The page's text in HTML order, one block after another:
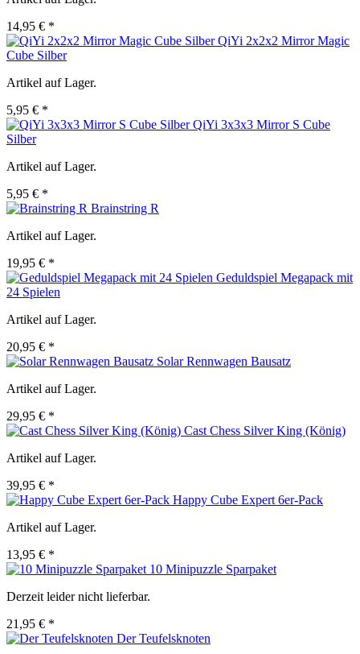
14,95 € *
QiYi 2x2x2 Mirror Magic
Cube Silber
Artikel auf Lager.
5,95 € *
QiYi 3x3x3 Mirror S Cube
Silber
Artikel auf Lager.
5,95 € *
Brainstring R
Artikel auf Lager.
19,95 € *
Geduldspiel Megapack mit
24 Spielen
Artikel auf Lager.
20,95 € *
Solar Rennwagen Bausatz
Artikel auf Lager.
29,95 € *
Cast Chess Silver King (König)
Artikel auf Lager.
39,95 € *
Happy Cube Expert 6er-Pack
Artikel auf Lager.
13,95 € *
10 Minipuzzle Sparpaket
Derzeit leider nicht lieferbar.
21,95 € *
Der Teufelsknoten